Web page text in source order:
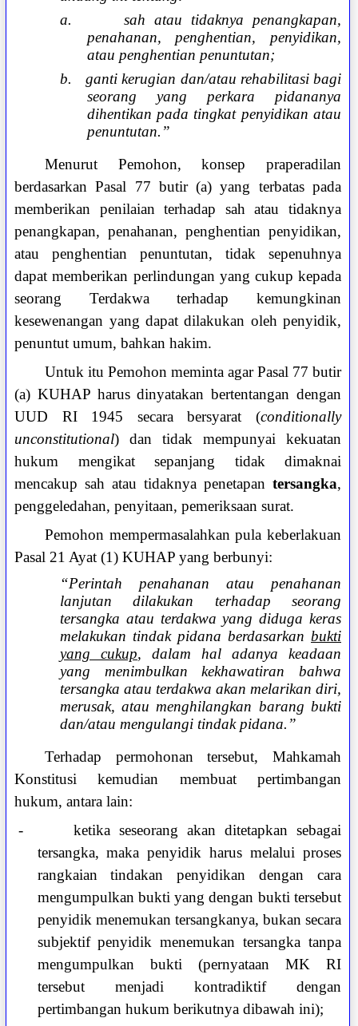
a.
sah atau tidaknya penangkapan,
penahanan, penghentian, penyidikan,
atau penghentian penuntutan;
b.
ganti kerugian dan/atau rehabilitasi bagi
seorang yang perkara pidananya
dihentikan pada tingkat penyidikan atau
penuntutan.”
Menurut Pemohon, konsep praperadilan
berdasarkan Pasal 77 butir (a) yang terbatas pada
memberikan penilaian terhadap sah atau tidaknya
penangkapan, penahanan, penghentian penyidikan,
atau penghentian penuntutan, tidak sepenuhnya
dapat memberikan perlindungan yang cukup kepada
seorang Terdakwa terhadap kemungkinan
kesewenangan yang dapat dilakukan oleh penyidik,
penuntut umum, bahkan hakim.
Untuk itu Pemohon meminta agar Pasal 77 butir
(a) KUHAP harus dinyatakan bertentangan dengan
UUD RI 1945 secara bersyarat (conditionally
unconstitutional) dan tidak mempunyai kekuatan
hukum mengikat sepanjang tidak dimaknai
mencakup sah atau tidaknya penetapan tersangka,
penggeledahan, penyitaan, pemeriksaan surat.
Pemohon mempermasalahkan pula keberlakuan
Pasal 21 Ayat (1) KUHAP yang berbunyi:
“Perintah penahanan atau penahanan
lanjutan dilakukan terhadap seorang
tersangka atau terdakwa yang diduga keras
melakukan tindak pidana berdasarkan bukti
yang cukup, dalam hal adanya keadaan
yang menimbulkan kekhawatiran bahwa
tersangka atau terdakwa akan melarikan diri,
merusak, atau menghilangkan barang bukti
dan/atau mengulangi tindak pidana.”
Terhadap permohonan tersebut, Mahkamah
Konstitusi kemudian membuat pertimbangan
hukum, antara lain:
-
ketika seseorang akan ditetapkan sebagai
tersangka, maka penyidik harus melalui proses
rangkaian tindakan penyidikan dengan cara
mengumpulkan bukti yang dengan bukti tersebut
penyidik menemukan tersangkanya, bukan secara
subjektif penyidik menemukan tersangka tanpa
mengumpulkan bukti (pernyataan MK RI
tersebut menjadi kontradiktif dengan
pertimbangan hukum berikutnya dibawah ini);